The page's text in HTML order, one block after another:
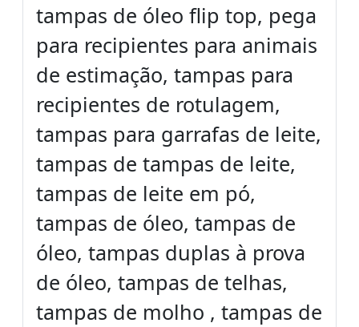
tampas de óleo flip top, pega
para recipientes para animais
de estimação, tampas para
recipientes de rotulagem,
tampas para garrafas de leite,
tampas de tampas de leite,
tampas de leite em pó,
tampas de óleo, tampas de
óleo, tampas duplas à prova
de óleo, tampas de telhas,
tampas de molho , tampas de